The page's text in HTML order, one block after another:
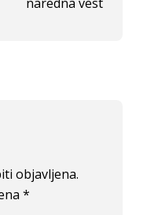
objavljena.
*